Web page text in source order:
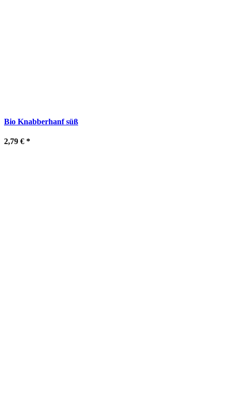
Bio Knabberhanf süß
2,79 € *